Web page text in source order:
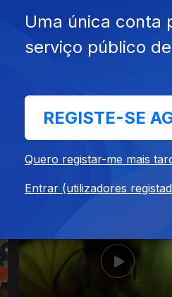
Uma única conta
serviço público
REGISTE-SE
Quero registar-me mais
Entrar (utilizadores